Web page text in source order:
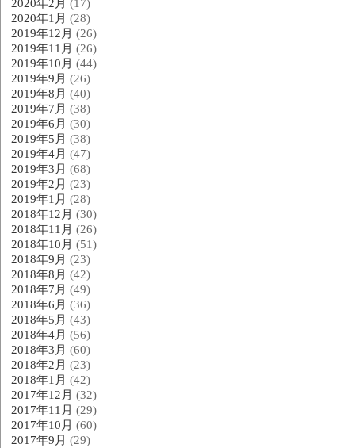
2020年2月 (17)
2020年1月 (28)
2019年12月 (26)
2019年11月 (26)
2019年10月 (44)
2019年9月 (26)
2019年8月 (40)
2019年7月 (38)
2019年6月 (30)
2019年5月 (38)
2019年4月 (47)
2019年3月 (68)
2019年2月 (23)
2019年1月 (28)
2018年12月 (30)
2018年11月 (26)
2018年10月 (51)
2018年9月 (23)
2018年8月 (42)
2018年7月 (49)
2018年6月 (36)
2018年5月 (43)
2018年4月 (56)
2018年3月 (60)
2018年2月 (23)
2018年1月 (42)
2017年12月 (32)
2017年11月 (29)
2017年10月 (60)
2017年9月 (29)